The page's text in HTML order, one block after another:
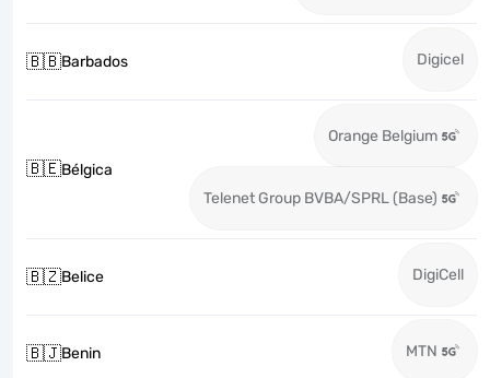
🇧🇧Barbados Digicel
🇧🇪Bélgica
Orange Belgium
Telenet Group BVBA/SPRL (Base)
🇧🇿Belice DigiCell
🇧🇯Benin MTN